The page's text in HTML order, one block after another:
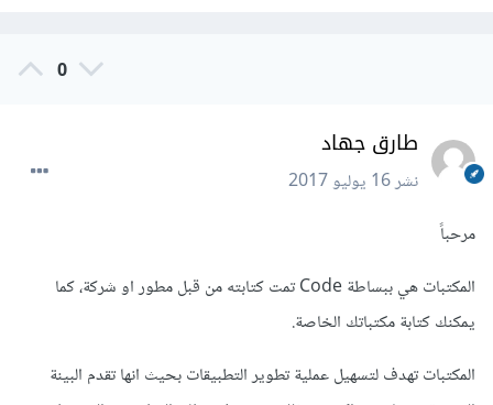
0
طارق جهاد
نشر16 يوليو 2017
مرحباً
المكتبات هي ببساطة Code تمت كتابته من قبل مطور او شركة، كما
يمكنك كتابة مكتباتك الخاصة.
المكتبات تهدف لتسهيل عملية تطوير التطبيقات بحيث انها تقدم البينة